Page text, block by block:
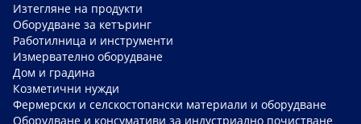
Изтегляне на продукти
Оборудване за кетъринг
Работилница и инструменти
Измервателно оборудване
Дом и градина
Козметични нужди
Фермерски и селскостопански материали и оборудване
Оборудване и консумативи за индустриално почистване